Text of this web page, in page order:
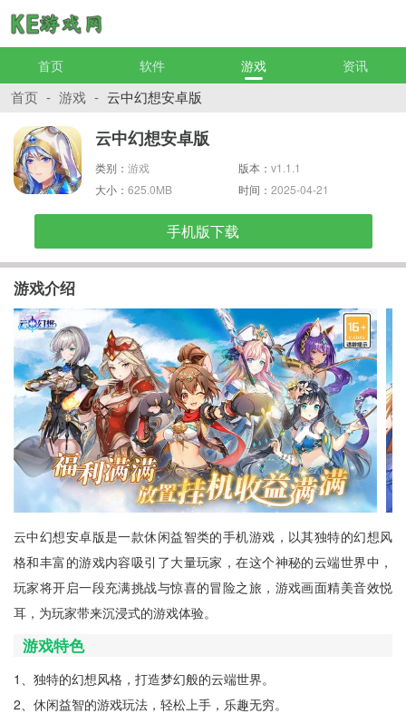
首页 软件 游戏 资讯
首页 - 游戏 - 云中幻想安卓版
云中幻想安卓版
类别： 游戏 版本：v1.1.1
大小： 625.0MB 时间：2025-04-21
手机版下载
游戏介绍
云中幻想安卓版是一款休闲益智类的手机游戏，以其独特的幻想风
格和丰富的游戏内容吸引了大量玩家，在这个神秘的云端世界中，
玩家将开启一段充满挑战与惊喜的冒险之旅，游戏画面精美音效悦
耳，为玩家带来沉浸式的游戏体验。
游戏特色
1、独特的幻想风格，打造梦幻般的云端世界。
2、休闲益智的游戏玩法，轻松上手，乐趣无穷。